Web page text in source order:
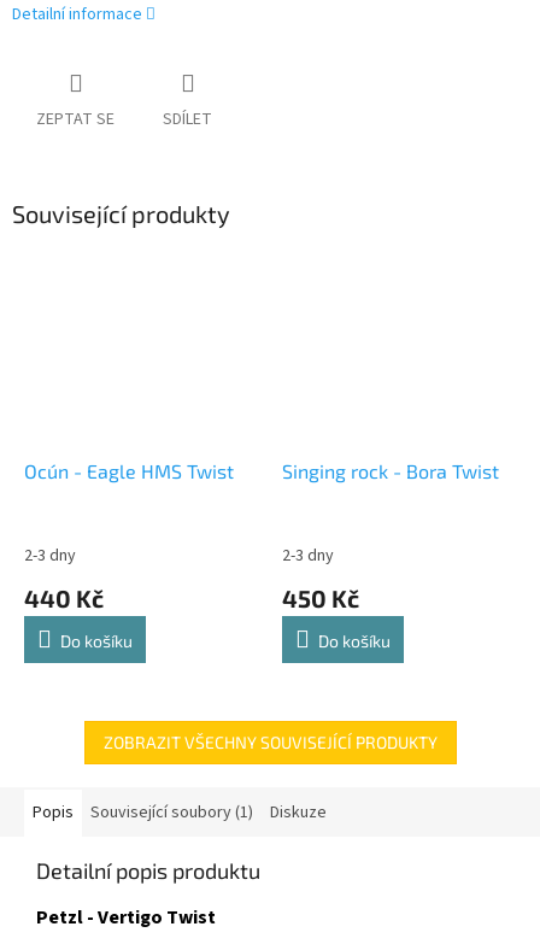
Detailní informace
ZEPTAT SE SDÍLET
Související produkty
Ocún - Eagle HMS Twist
2-3 dny
440 Kč
Do košíku
Singing rock - Bora Twist
2-3 dny
450 Kč
Do košíku
ZOBRAZIT VŠECHNY SOUVISEJÍCÍ PRODUKTY
Popis Související soubory (1) Diskuze
Detailní popis produktu
Petzl - Vertigo Twist